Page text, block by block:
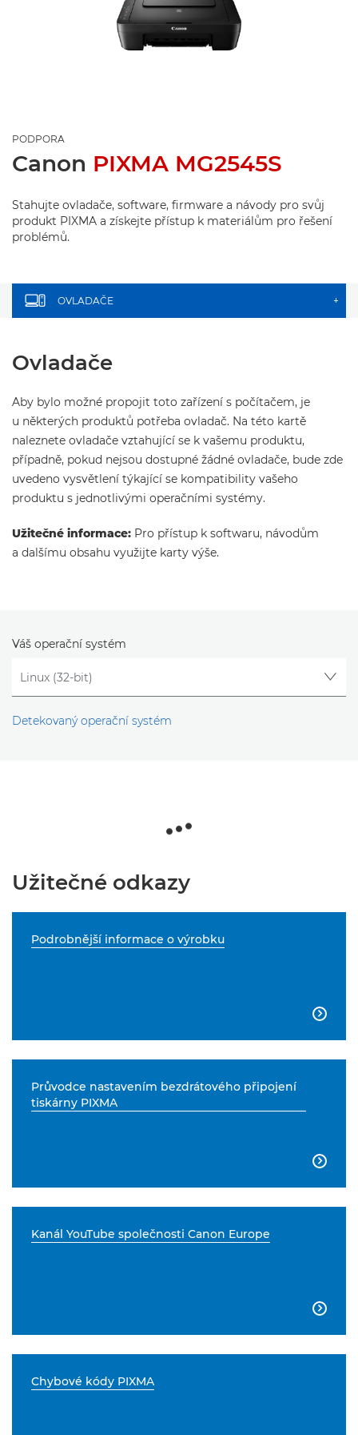
PODPORA
Canon PIXMA MG2545S
Stahujte ovladače, software, firmware a návody pro svůj
produkt PIXMA a získejte přístup k materiálům pro řešení
problémů.
OVLADAČE +
Ovladače
Aby bylo možné propojit toto zařízení s počítačem, je
u některých produktů potřeba ovladač. Na této kartě
naleznete ovladače vztahující se k vašemu produktu,
případně, pokud nejsou dostupné žádné ovladače, bude zde
uvedeno vysvětlení týkající se kompatibility vašeho
produktu s jednotlivými operačními systémy.
Užitečné informace: Pro přístup k softwaru, návodům
a dalšímu obsahu využijte karty výše.
Váš operační systém
Detekovaný operační systém
Užitečné odkazy
Podrobnější informace o výrobku

Průvodce nastavením bezdrátového připojení
tiskárny PIXMA

Kanál YouTube společnosti Canon Europe

Chybové kódy PIXMA